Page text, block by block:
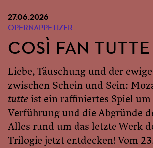
27.06.2026
OPERNAPPETIZER
COSÌ FAN TUTTE
Liebe, Täuschung und der
zwischen Schein und Sein:
tutte ist ein raffiniertes Spiel um
Verführung und die Abgründe
Alles rund um das letzte Werk
Trilogie jetzt entdecken! Vom